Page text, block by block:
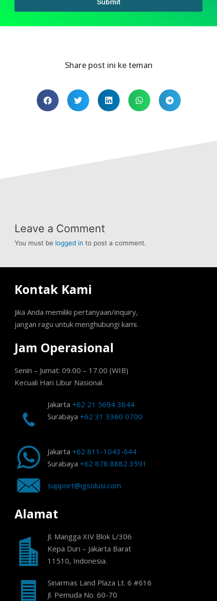
Share post ini ke teman
Leave a Comment
You must be logged in to post a comment.
Kontak Kami
Jika Anda memiliki pertanyaan/inquiry,
jangan ragu untuk menghubungi kami.
Jam Operasional
Senin – Jumat: 09.00 – 17.00 (WIB)
Kecuali Hari Libur Nasional.
Jakarta +62 21 5694 3644
Surabaya +62 31 3360 0700
Jakarta +62 811-1043-644
Surabaya +62 878 8882 3591
support@igsolusi.com
Alamat
Jl. Mangga XIV Blok L/306
Kepa Duri – Jakarta Barat
11510, Indonesia.
Sinarmas Land Plaza Lt. 6 #616
Jl. Pemuda No. 60-70